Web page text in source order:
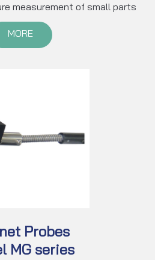
measurement of small parts
MORE
Probes
MG series